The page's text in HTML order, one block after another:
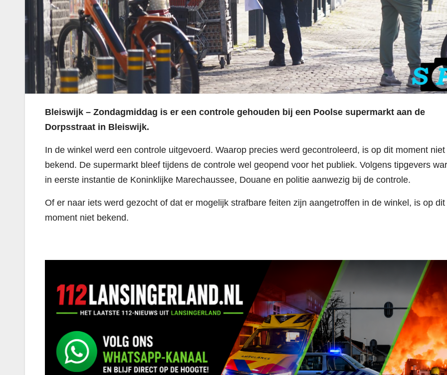
Bleiswijk – Zondagmiddag is er een controle gehouden bij een Poolse supermarkt aan de
Dorpsstraat in Bleiswijk.
In de winkel werd een controle uitgevoerd. Waarop precies werd gecontroleerd, is op dit moment niet
bekend. De supermarkt bleef tijdens de controle wel geopend voor het publiek. Volgens tipgevers
in eerste instantie de Koninklijke Marechaussee, Douane en politie aanwezig bij de controle.
Of er naar iets werd gezocht of dat er mogelijk strafbare feiten zijn aangetroffen in de winkel, is op dit
moment niet bekend.